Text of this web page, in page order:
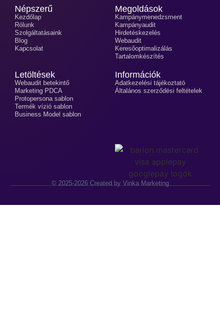
Népszerű
Kezdőlap
Rólunk
Szolgáltatásaink
Blog
Kapcsolat
Megoldások
Kampánymenedzsment
Kampányaudit
Hirdetéskezelés
Webaudit
Keresőoptimalizálás
Tartalomkészítés
Letöltések
Webaudit betekintő
Marketing PDCA
Protopersona sablon
Termék vízió sablon
Business Model sablon
Információk
Adatkezelési tájékoztató
Általános szerződési feltételek
© 2025-2026 Created by Vinka Marketing